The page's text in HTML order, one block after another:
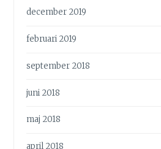
december 2019
februari 2019
september 2018
juni 2018
maj 2018
april 2018